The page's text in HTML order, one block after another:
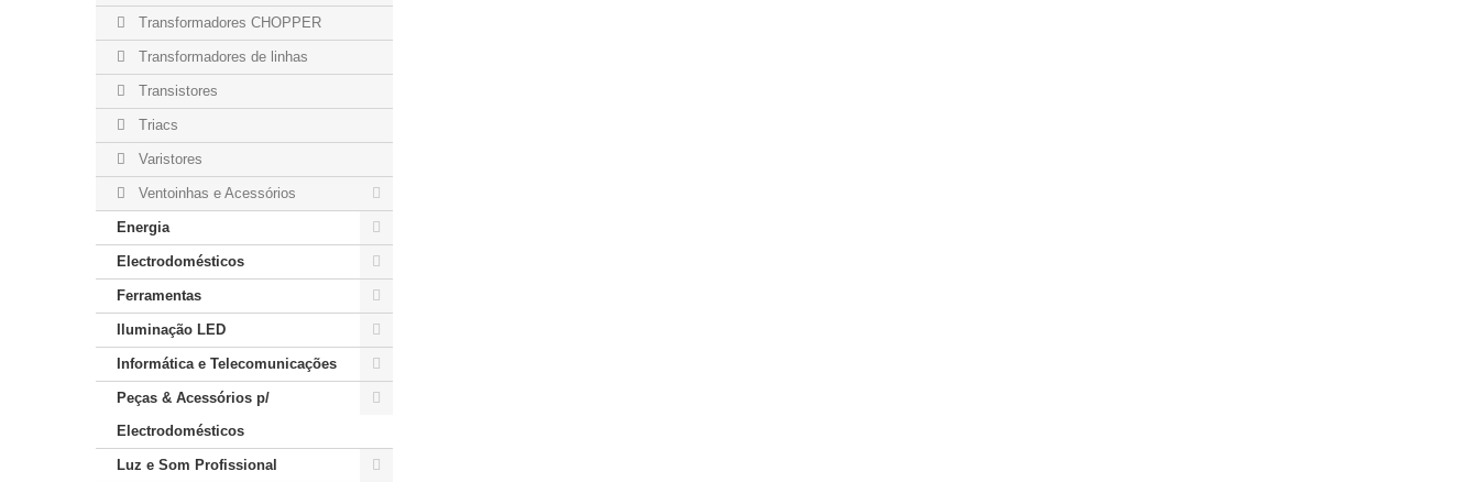
Transformadores CHOPPER
Transformadores de linhas
Transistores
Triacs
Varistores
Ventoinhas e Acessórios
Energia
Electrodomésticos
Ferramentas
Iluminação LED
Informática e Telecomunicações
Peças & Acessórios p/
Electrodomésticos
Luz e Som Profissional